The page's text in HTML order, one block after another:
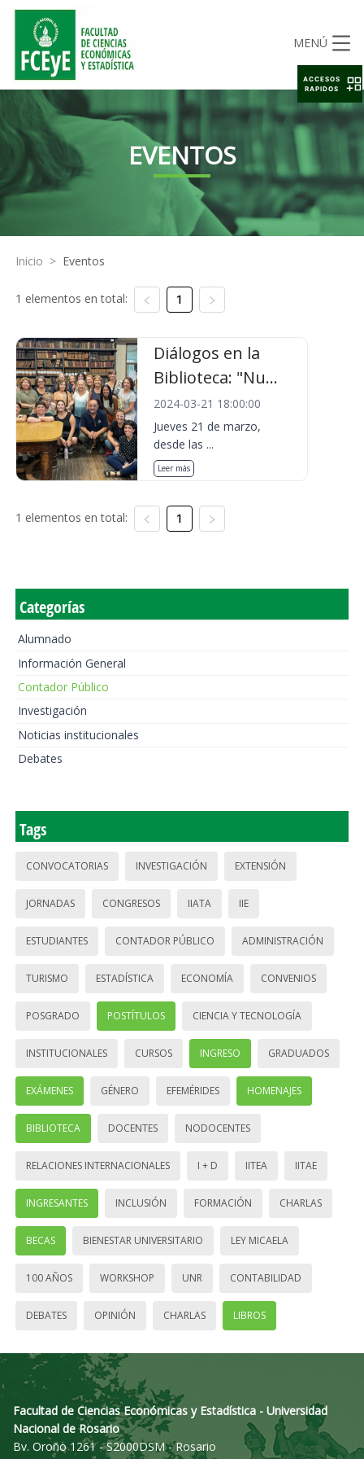
MENÚ
EVENTOS
Inicio > Eventos
1 elementos en total: 1
Diálogos en la
Biblioteca: "Nu...
2024-03-21 18:00:00
Jueves 21 de marzo,
desde las ...
Leer más
1 elementos en total: 1
Categorías
Alumnado
Información General
Contador Público
Investigación
Noticias institucionales
Debates
Tags
CONVOCATORIAS INVESTIGACIÓN EXTENSIÓN
JORNADAS CONGRESOS IIATA IIE
ESTUDIANTES CONTADOR PÚBLICO ADMINISTRACIÓN
TURISMO ESTADÍSTICA ECONOMÍA CONVENIOS
POSGRADO POSTÍTULOS CIENCIA Y TECNOLOGÍA
INSTITUCIONALES CURSOS INGRESO GRADUADOS
EXÁMENES GÉNERO EFEMÉRIDES HOMENAJES
BIBLIOTECA DOCENTES NODOCENTES
RELACIONES INTERNACIONALES I + D IITEA IITAE
INGRESANTES INCLUSIÓN FORMACIÓN CHARLAS
BECAS BIENESTAR UNIVERSITARIO LEY MICAELA
100 AÑOS WORKSHOP UNR CONTABILIDAD
DEBATES OPINIÓN CHARLAS LIBROS
Facultad de Ciencias Económicas y Estadística - Universidad
Nacional de Rosario
Bv. Oroño 1261 - S2000DSM - Rosario
ACCESOS
RAPIDOS